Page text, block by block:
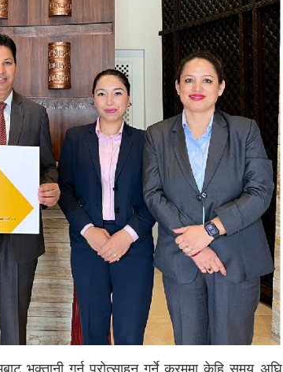
भुक्तानी गर्नप्रोत्साहन गर्ने क्रममा केहि समय अघि